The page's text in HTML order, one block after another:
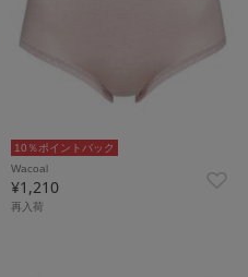
10％ポイントバック
Wacoal
¥1,210
再入荷